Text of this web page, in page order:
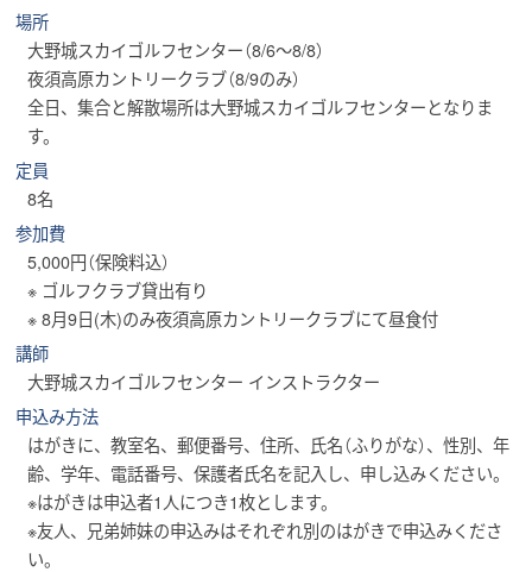
場所
大野城スカイゴルフセンター（8/6～8/8）
夜須高原カントリークラブ（8/9のみ）
全日、集合と解散場所は大野城スカイゴルフセンターとなりま
す。
定員
8名
参加費
5,000円（保険料込）
※ ゴルフクラブ貸出有り
※ 8月9日(木)のみ夜須高原カントリークラブにて昼食付
講師
大野城スカイゴルフセンター インストラクター
申込み方法
はがきに、教室名、郵便番号、住所、氏名（ふりがな）、性別、年
齢、学年、電話番号、保護者氏名を記入し、申し込みください。
※はがきは申込者1人につき1枚とします。
※友人、兄弟姉妹の申込みはそれぞれ別のはがきで申込みくださ
い。